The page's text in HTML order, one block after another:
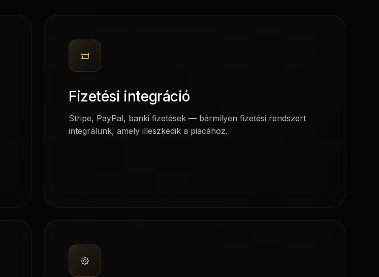
Fizetési integráció
Stripe, PayPal, banki fizetések — bármilyen fizetési rendszert
integrálunk, amely illeszkedik a piacához.